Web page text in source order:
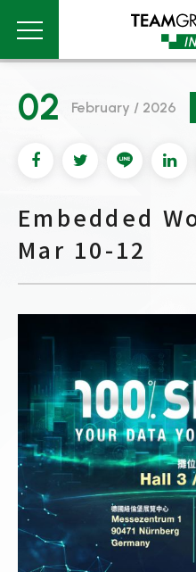
note:
This
website
accessibility
02 February / 2026
Embedded
Mar 10-12